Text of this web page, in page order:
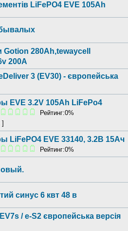
LiFePO4 EVE 105Ah
280Ah,tewaycell
200A
3 (EV30) - європейська
EVE 3.2V 105Ah LiFePo4
Рейтинг:0%
]
LiFePO4 EVE 33140, 3.2В 15Ач
Рейтинг:0%
синус 6 квт 48 в
/ e-S2 європейська версія